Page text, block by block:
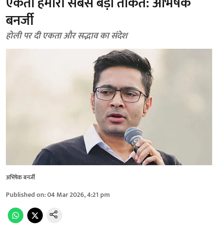
बनर्जी
होली पर दी एकता और सद्भाव का संदेश
अभिषेक बनर्जी
Published on:04 Mar 2026, 4:21 pm